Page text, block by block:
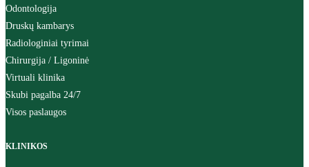
Odontologija
Druskų kambarys
Radiologiniai tyrimai
Chirurgija / Ligoninė
Virtuali klinika
Skubi pagalba 24/7
Visos paslaugos
KLINIKOS